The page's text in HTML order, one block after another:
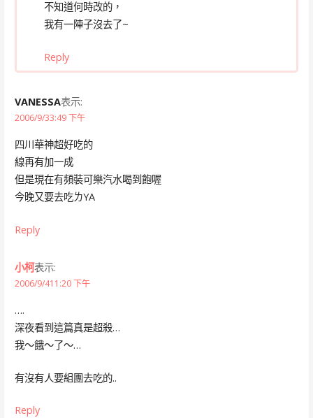
不知道何時改的，
我有一陣子沒去了~
Reply
VANESSA表示:
2006/9/33:49 下午
四川華神超好吃的
線再有加一成
但是現在有頻裝可樂汽水喝到飽喔
今晚又要去吃ㄌYA
Reply
小柯表示:
2006/9/411:20 下午
….
深夜看到這篇真是超殺…
我～餓～了～…
有沒有人要組團去吃的..
Reply